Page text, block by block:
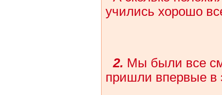
учились хорошо
2. Мы были все
пришли впервые в